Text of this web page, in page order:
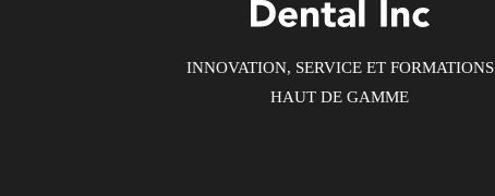
INNOVATION, SERVICE ET FORMATIONS
HAUT DE GAMME